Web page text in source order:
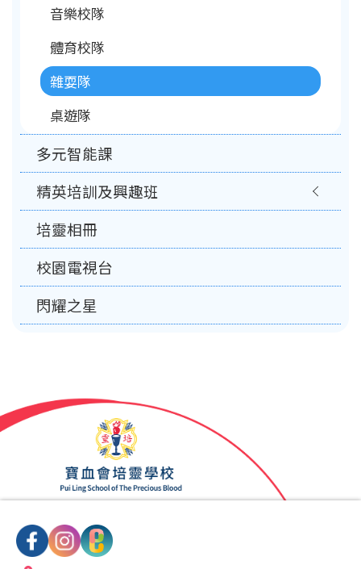
音樂校隊
體育校隊
雜耍隊
桌遊隊
多元智能課
精英培訓及興趣班
培靈相冊
校園電視台
閃耀之星